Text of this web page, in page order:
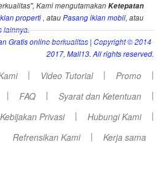
Kami mengutamakanKetepatan
properti , atauPasang iklan mobil, atau
lainnya.
Gratis online berkualitas| Copyright © 2014-
2017, Mall13. All rights reserved.
| Video Tutorial | Promo
|
| FAQ | Syarat dan Ketentuan
|
Kebijakan Privasi
| Hubungi Kami
|
Refrensikan Kami
| Kerja sama